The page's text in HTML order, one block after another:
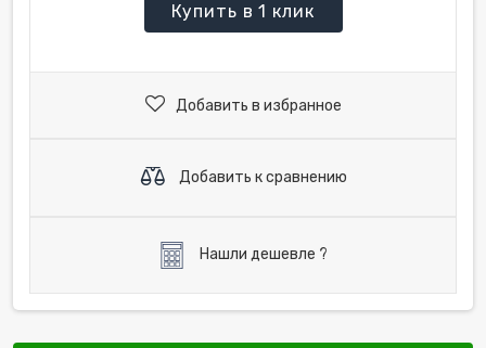
Купить в 1 клик
Добавить в избранное
Добавить к сравнению
Нашли дешевле ?